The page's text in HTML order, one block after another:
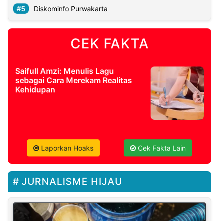
Diskominfo Purwakarta
CEK FAKTA
Saifull Amzi: Menulis Lagu
sebagai Cara Merekam Realitas
Kehidupan
Laporkan Hoaks Cek Fakta Lain
JURNALISME HIJAU